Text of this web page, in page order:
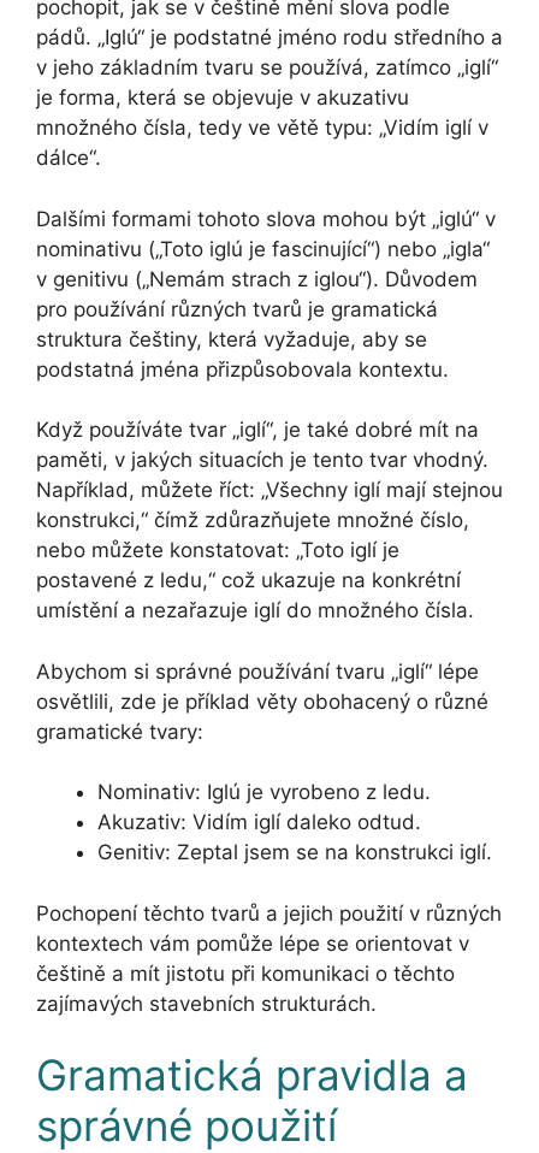
pochopit, jak se v češtině mění slova podle
pádů. „Iglú“ je podstatné jméno rodu středního a
v jeho základním tvaru se používá, zatímco „iglí“
je forma, která se objevuje v akuzativu
množného čísla, tedy ve větě typu: „Vidím iglí v
dálce“.
Dalšími formami tohoto slova mohou být „iglú“ v
nominativu („Toto iglú je fascinující“) nebo „igla“
v genitivu („Nemám strach z iglou“). Důvodem
pro používání různých tvarů je gramatická
struktura češtiny, která vyžaduje, aby se
podstatná jména přizpůsobovala kontextu.
Když používáte tvar „iglí“, je také dobré mít na
paměti, v jakých situacích je tento tvar vhodný.
Například, můžete říct: „Všechny iglí mají stejnou
konstrukci,“ čímž zdůrazňujete množné číslo,
nebo můžete konstatovat: „Toto iglí je
postavené z ledu,“ což ukazuje na konkrétní
umístění a nezařazuje iglí do množného čísla.
Abychom si správné používání tvaru „iglí“ lépe
osvětlili, zde je příklad věty obohacený o různé
gramatické tvary:
Nominativ: Iglú je vyrobeno z ledu.
Akuzativ: Vidím iglí daleko odtud.
Genitiv: Zeptal jsem se na konstrukci iglí.
Pochopení těchto tvarů a jejich použití v různých
kontextech vám pomůže lépe se orientovat v
češtině a mít jistotu při komunikaci o těchto
zajímavých stavebních strukturách.
Gramatická pravidla a
správné použití